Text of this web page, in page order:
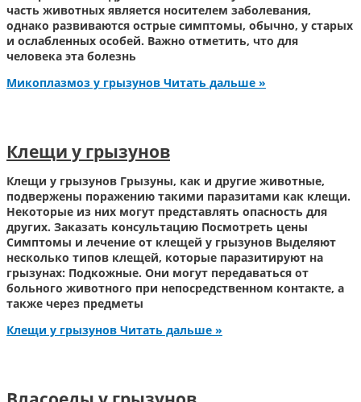
часть животных является носителем заболевания,
однако развиваются острые симптомы, обычно, у старых
и ослабленных особей. Важно отметить, что для
человека эта болезнь
Микоплазмоз у грызунов Читать дальше »
Клещи у грызунов
Клещи у грызунов Грызуны, как и другие животные,
подвержены поражению такими паразитами как клещи.
Некоторые из них могут представлять опасность для
других. Заказать консультацию Посмотреть цены
Симптомы и лечение от клещей у грызунов Выделяют
несколько типов клещей, которые паразитируют на
грызунах: Подкожные. Они могут передаваться от
больного животного при непосредственном контакте, а
также через предметы
Клещи у грызунов Читать дальше »